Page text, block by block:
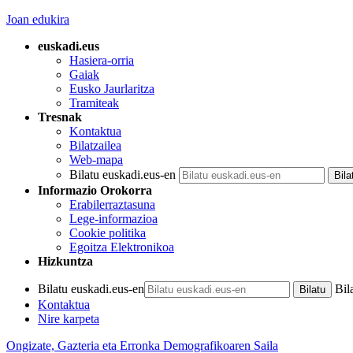
Joan edukira
euskadi.eus
Hasiera-orria
Gaiak
Eusko Jaurlaritza
Tramiteak
Tresnak
Kontaktua
Bilatzailea
Web-mapa
Bilatu euskadi.eus-en
Informazio Orokorra
Erabilerraztasuna
Lege-informazioa
Cookie politika
Egoitza Elektronikoa
Hizkuntza
Bilatu euskadi.eus-en
Kontaktua
Nire karpeta
Ongizate, Gazteria eta Erronka Demografikoaren Saila